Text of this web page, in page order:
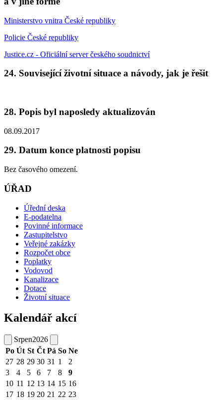
Ministerstvo vnitra České republiky
Policie České republiky
Justice.cz - Oficiální server českého soudnictví
24. Související životní situace a návody, jak je řešit
28. Popis byl naposledy aktualizován
08.09.2017
29. Datum konce platnosti popisu
Bez časového omezení.
ÚŘAD
Úřední deska
E-podatelna
Povinné informace
Zastupitelstvo
Veřejné zakázky
Rozpočet obce
Poplatky
Vodovod
Kanalizace
Dotace
Životní situace
Kalendář akcí
Srpen2026
Po Út St Čt Pá So Ne
27 28 29 30 31 1
2
3
4 5 6 7 8
9
10 11 12 13 14 15 16
17 18 19 20 21 22 23